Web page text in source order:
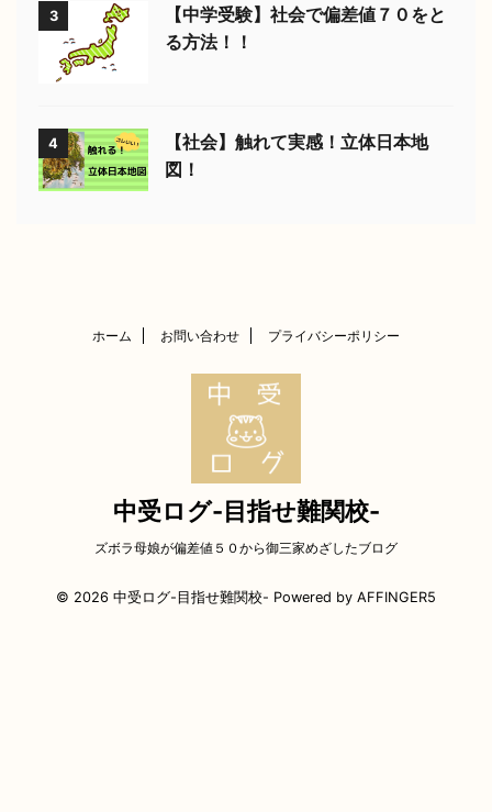
3
【中学受験】社会で偏差値７０をと
る方法！！
4
【社会】触れて実感！立体日本地
図！
ホーム お問い合わせ プライバシーポリシー
中受ログ-目指せ難関校-
ズボラ母娘が偏差値５０から御三家めざしたブログ
© 2026 中受ログ-目指せ難関校- Powered by AFFINGER5